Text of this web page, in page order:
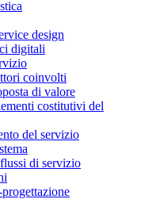
design
digitali
coinvolti
di valore
costitutivi del
del servizio
di servizio